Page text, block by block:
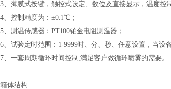
3、薄膜式按键，触控式设定、数位及直接显示，温度控
4、控制精度为：±0.1℃；
5、测温传感器：PT100铂金电阻测温器；
6、试验定时范围：1-9999时、分、秒、任意设置，当设
7、一套周期循环时间控制,满足客户做循环喷雾的需要。
箱体结构：